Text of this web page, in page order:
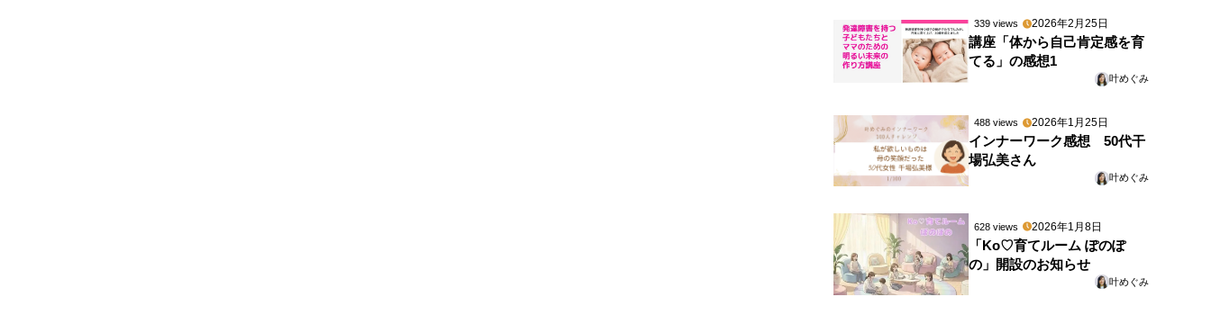
339 views 2026年2月25日
講座「体から自己肯定感を育
てる」の感想1
叶めぐみ
488 views 2026年1月25日
インナーワーク感想 50代干
場弘美さん
叶めぐみ
628 views 2026年1月8日
「Ko♡育てルーム ぽのぽ
の」開設のお知らせ
叶めぐみ